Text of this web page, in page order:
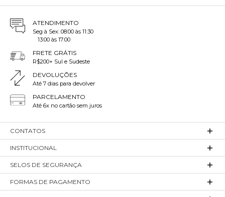
ATENDIMENTO
Seg à Sex: 08:00 às 11:30
13:00 às 17:00
FRETE GRÁTIS
R$200+ Sul e Sudeste
DEVOLUÇÕES
Até 7 dias para devolver
PARCELAMENTO
Até 6x no cartão sem juros
CONTATOS
INSTITUCIONAL
SELOS DE SEGURANÇA
FORMAS DE PAGAMENTO